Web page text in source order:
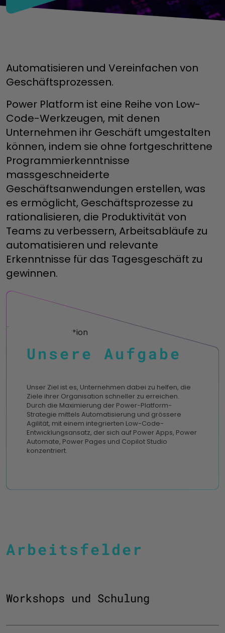
Automatisieren und Vereinfachen von
Geschäftsprozessen.
Power Platform ist eine Reihe von Low-
Code-Werkzeugen, mit denen
Unternehmen ihr Geschäft umgestalten
können, indem sie ohne fortgeschrittene
Programmierkenntnisse
massgeschneiderte
Geschäftsanwendungen erstellen, was
es ermöglicht, Geschäftsprozesse zu
rationalisieren, die Produktivität von
Teams zu verbessern, Arbeitsabläufe zu
automatisieren und relevante
Erkenntnisse für das Tagesgeschäft zu
gewinnen.
Unsere Aufgabe
Unser Ziel ist es, Unternehmen dabei zu helfen, die
Ziele ihrer Organisation schneller zu erreichen.
Durch die Maximierung der Power-Platform-
Strategie mittels Automatisierung und grössere
Agilität, mit einem integrierten Low-Code-
Entwicklungsansatz, der sich auf Power Apps, Power
Automate, Power Pages und Copilot Studio
konzentriert.
Arbeitsfelder
Workshops und Schulung